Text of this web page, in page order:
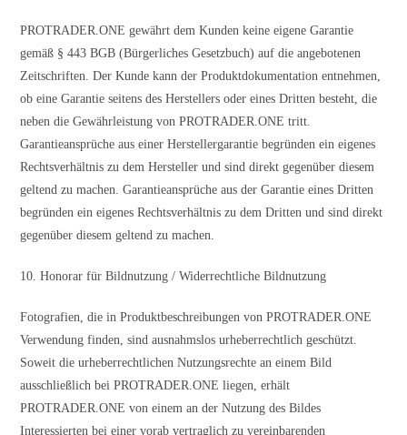
PROTRADER.ONE gewährt dem Kunden keine eigene Garantie
gemäß § 443 BGB (Bürgerliches Gesetzbuch) auf die angebotenen
Zeitschriften. Der Kunde kann der Produktdokumentation entnehmen,
ob eine Garantie seitens des Herstellers oder eines Dritten besteht, die
neben die Gewährleistung von PROTRADER.ONE tritt.
Garantieansprüche aus einer Herstellergarantie begründen ein eigenes
Rechtsverhältnis zu dem Hersteller und sind direkt gegenüber diesem
geltend zu machen. Garantieansprüche aus der Garantie eines Dritten
begründen ein eigenes Rechtsverhältnis zu dem Dritten und sind direkt
gegenüber diesem geltend zu machen.
10. Honorar für Bildnutzung / Widerrechtliche Bildnutzung
Fotografien, die in Produktbeschreibungen von PROTRADER.ONE
Verwendung finden, sind ausnahmslos urheberrechtlich geschützt.
Soweit die urheberrechtlichen Nutzungsrechte an einem Bild
ausschließlich bei PROTRADER.ONE liegen, erhält
PROTRADER.ONE von einem an der Nutzung des Bildes
Interessierten bei einer vorab vertraglich zu vereinbarenden